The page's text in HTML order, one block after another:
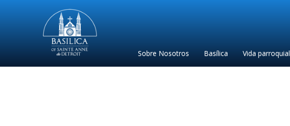
Sainte
Anne
Parish
de
Sobre Nosotros Basílica Vida parroquial